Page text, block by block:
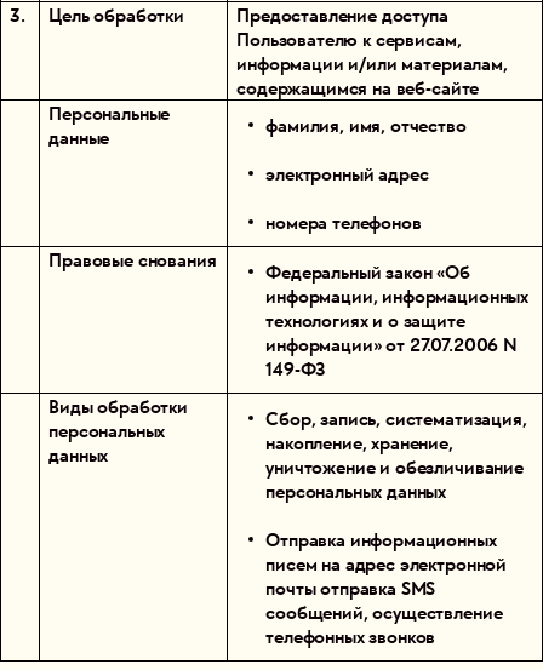
3. Цель обработки
Предоставление доступа
Пользователю к сервисам,
информации и/или материалам,
содержащимся на веб-сайте
Персональные
данные
фамилия, имя, отчество
электронный адрес
номера телефонов
Правовые снования
Федеральный закон «Об
информации, информационных
технологиях и о защите
информации» от 27.07.2006 N
149-ФЗ
Виды обработки
персональных
данных
Сбор, запись, систематизация,
накопление, хранение,
уничтожение и обезличивание
персональных данных
Отправка информационных
писем на адрес электронной
почтыотправка SMS
сообщений, осуществление
телефонных звонков